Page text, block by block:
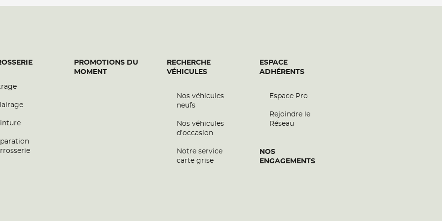
PROMOTIONS DU
MOMENT
RECHERCHE
VÉHICULES
Nos véhicules
neufs
Nos véhicules
d’occasion
Notre service
carte grise
ESPACE
ADHÉRENTS
Espace Pro
Rejoindre le
Réseau
NOS
ENGAGEMENTS